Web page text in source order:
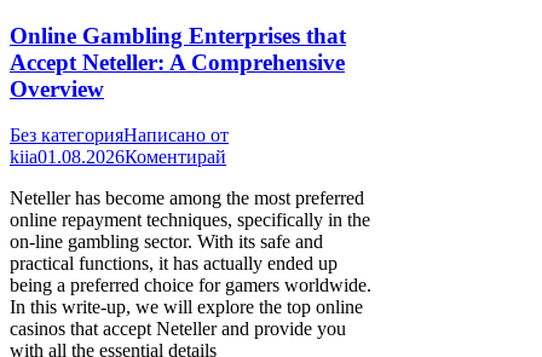
Online Gambling Enterprises that
Accept Neteller: A Comprehensive
Overview
Без категорияНаписано от
kiia01.08.2026Коментирай
Neteller has become among the most preferred
online repayment techniques, specifically in the
on-line gambling sector. With its safe and
practical functions, it has actually ended up
being a preferred choice for gamers worldwide.
In this write-up, we will explore the top online
casinos that accept Neteller and provide you
with all the essential details